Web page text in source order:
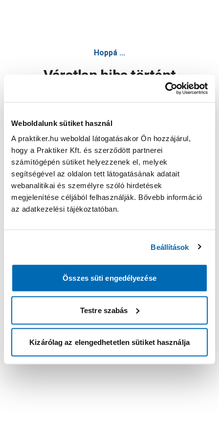
Weboldalunk sütiket használ
A praktiker.hu weboldal látogatásakor Ön hozzájárul,
hogy a Praktiker Kft. és szerződött partnerei
számítógépén sütiket helyezzenek el, melyek
segítségével az oldalon tett látogatásának adatait
webanalitikai és személyre szóló hirdetések
megjelenítése céljából felhasználják. Bővebb információ
az adatkezelési tájékoztatóban.
Beállítások
Összes süti engedélyezése
Testre szabás
Kizárólag az elengedhetetlen sütiket használja
Hoppá ...
Váratlan hiba történt
Oldal újratöltése